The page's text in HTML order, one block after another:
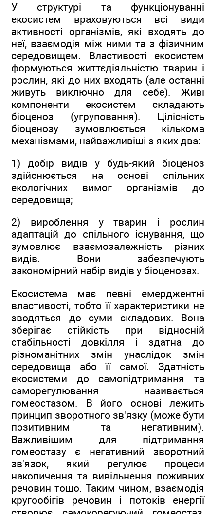
У структурі та функціонуванні
екосистем враховуються всі види
активності організмів, які входять до
неї, взаємодія між ними та з фізичним
середовищем. Властивості екосистем
формуються життєдіяльністю тварин і
рослин, які до них входять (але останні
живуть виключно для себе). Живі
компоненти екосистем складають
біоценоз (угруповання). Цілісність
біоценозу зумовлюється кількома
механізмами, найважливіші з яких два:
1) добір видів у будь-який біоценоз
здійснюється на основі спільних
екологічних вимог організмів до
середовища;
2) вироблення у тварин і рослин
адаптацій до спільного існування, що
зумовлює взаємозалежність різних
видів. Вони забезпечують
закономірний набір видів у біоценозах.
Екосистема має певні емерджентні
властивості, тобто її характеристики не
зводяться до суми складових. Вона
зберігає стійкість при відносній
стабільності довкілля і здатна до
різноманітних змін унаслідок змін
середовища або її самої. Здатність
екосистеми до самопідтримання та
саморегулювання називається
гомеостазом. В його основі лежить
принцип зворотного зв'язку (може бути
позитивним та негативним).
Важливішим для підтримання
гомеостазу є негативний зворотний
зв'язок, який регулює процеси
накопичення та вивільнення поживних
речовин тощо. Таким чином, взаємодія
кругообігів речовин і потоків енергії